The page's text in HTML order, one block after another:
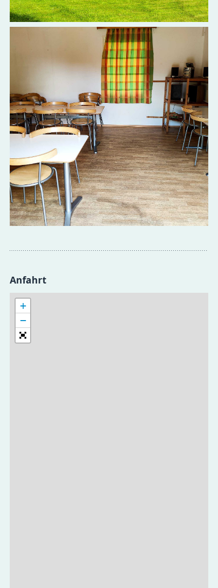
Anfahrt
+
−